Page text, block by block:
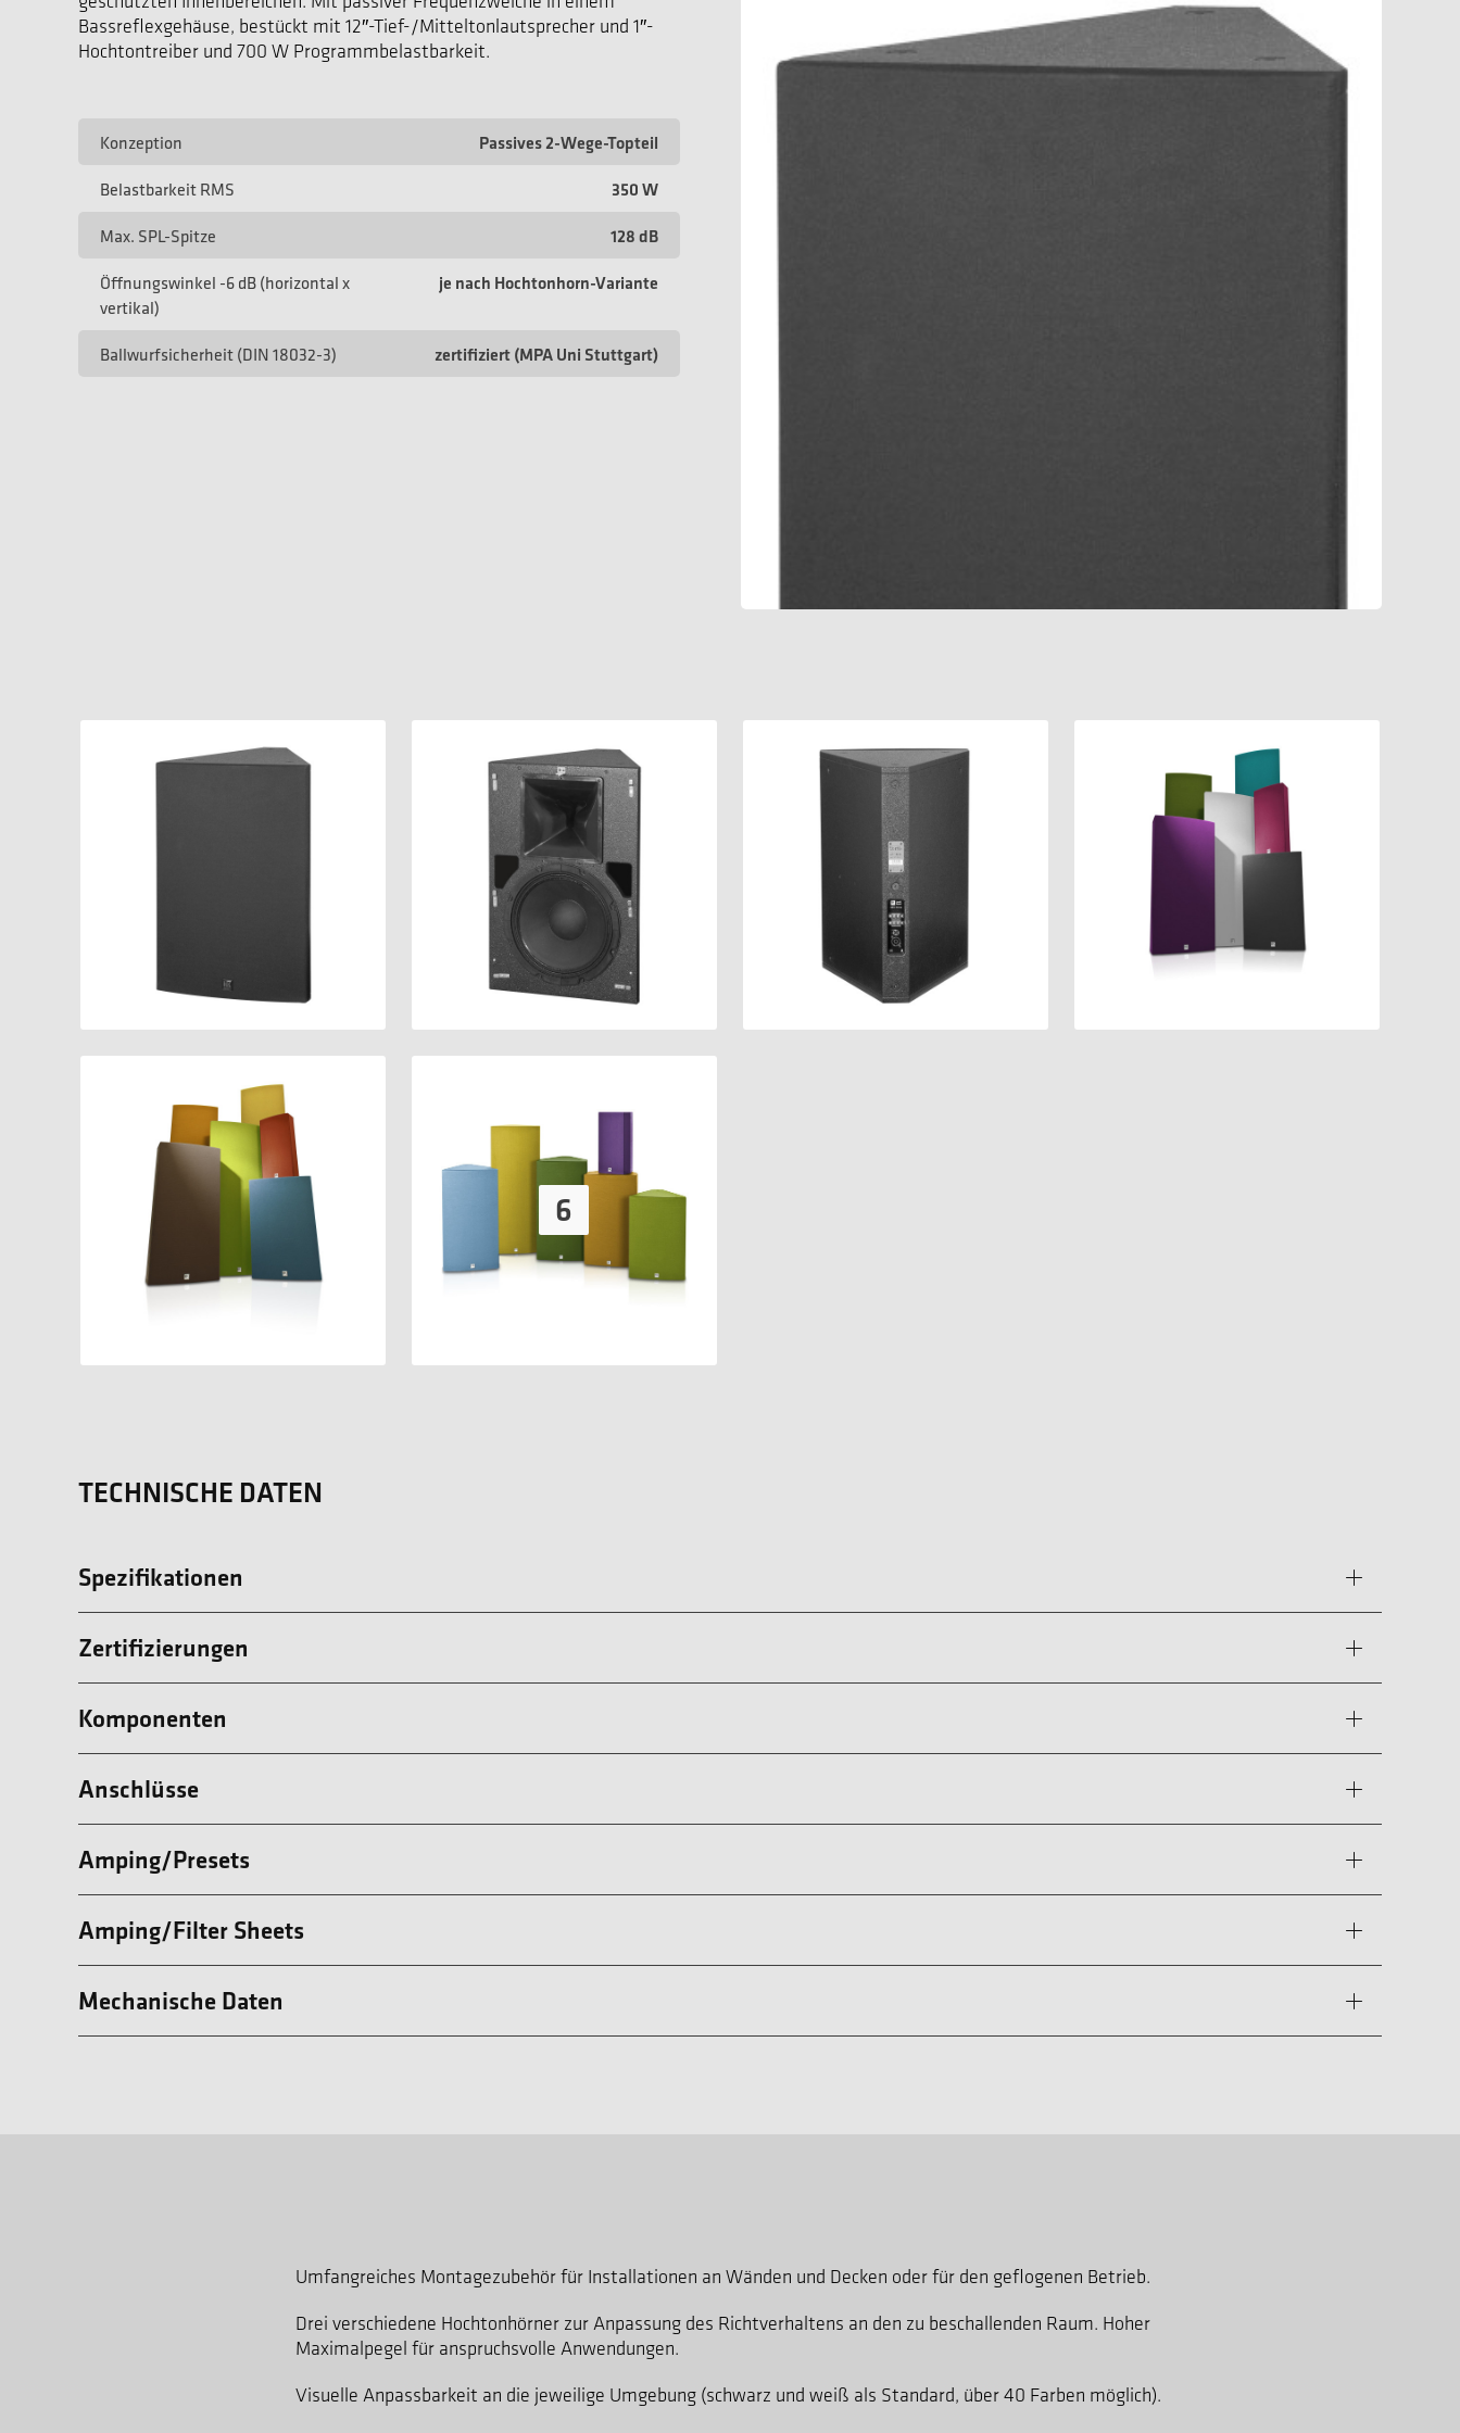
Bassreflexgehäuse, bestückt mit 12″-Tief-/Mitteltonlautsprecher und 1″-
Hochtontreiber und 700 W Programmbelastbarkeit.
Konzeption Passives 2-Wege-Topteil
Belastbarkeit RMS 350 W
Max. SPL-Spitze 128 dB
Öffnungswinkel -6 dB (horizontal x
vertikal)
je nach Hochtonhorn-Variante
Ballwurfsicherheit (DIN 18032-3) zertifiziert (MPA Uni Stuttgart)
TECHNISCHE DATEN
Spezifikationen
Zertifizierungen
Komponenten
Anschlüsse
Amping/Presets
Amping/Filter Sheets
Mechanische Daten
Umfangreiches Montagezubehör für Installationen an Wänden und Decken oder für den geflogenen Betrieb.
Drei verschiedene Hochtonhörner zur Anpassung des Richtverhaltens an den zu beschallenden Raum. Hoher
Maximalpegel für anspruchsvolle Anwendungen.
Visuelle Anpassbarkeit an die jeweilige Umgebung (schwarz und weiß als Standard, über 40 Farben möglich).